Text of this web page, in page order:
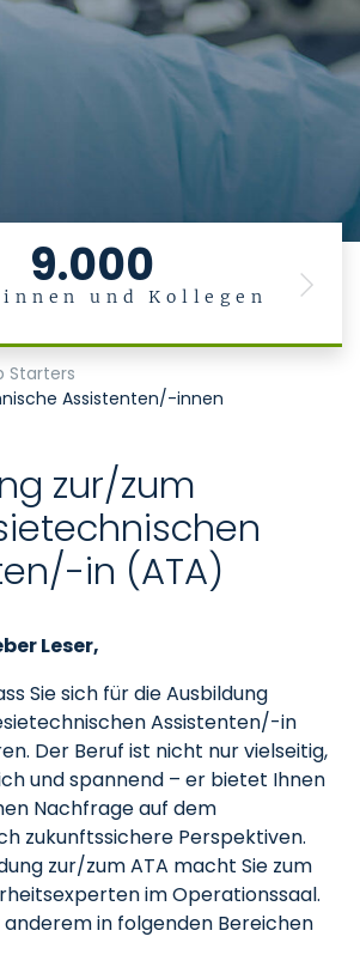
9.000
und Kollegen Next
RWTH Aachen
Starters
Assistenten/-innen
zur/zum
in (ATA)
Leser,
Sie sich für die Ausbildung
Assistenten/-in
Der Beruf ist nicht nur vielseitig,
und spannend – er bietet Ihnen
Nachfrage auf dem
zukunftssichere Perspektiven.
zur/zum ATA macht Sie zum
im Operationssaal.
in folgenden Bereichen